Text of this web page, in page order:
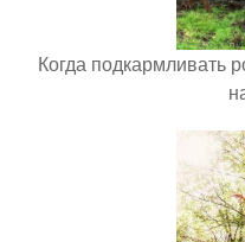
Когда подкармливать